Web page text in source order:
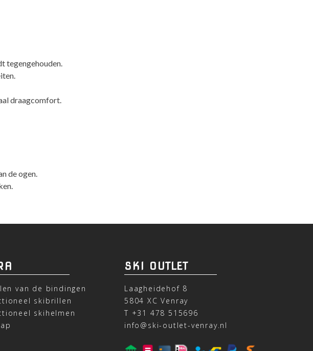
tegengehouden.
draagcomfort.
de ogen.
van de bindingen
skibrillen
skihelmen
SKI OUTLET
Laagheidehof 8
5804 XC Venray
T +31 478 515696
info@ski-outlet-venray.nl